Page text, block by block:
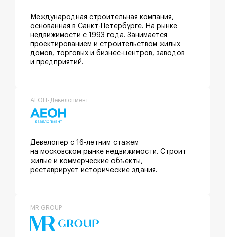
Международная строительная компания,
основанная в Санкт-Петербурге. На рынке
недвижимости с 1993 года. Занимается
проектированием и строительством жилых
домов, торговых и бизнес-центров, заводов
и предприятий.
АЕОН-Девелопмент
Девелопер с 16-летним стажем
на московском рынке недвижимости. Строит
жилые и коммерческие объекты,
реставрирует исторические здания.
MR GROUP